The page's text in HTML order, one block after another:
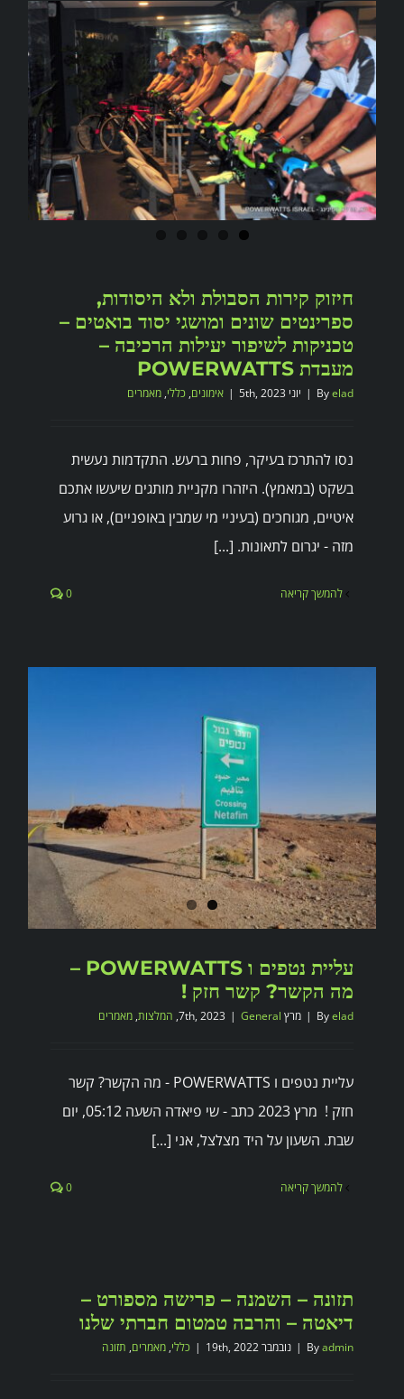
חיזוק קירות הסבולת ולא היסודות,
ספרינטים שונים ומושגי יסוד בואטים –
טכניקות לשיפור יעילות הרכיבה –
מעבדת POWERWATTS
Byelad
| יוני 5th, 2023 | אימונים, כללי, מאמרים
נסו להתרכז בעיקר, פחות ברעש. התקדמות נעשית
בשקט (במאמץ). היזהרו מקניית מותגים שיעשו אתכם
איטיים, מגוחכים (בעיניי מי שמבין באופניים), או גרוע
מזה - יגרום לתאונות. [...]
להמשך קריאה 0
עליית נטפים ו POWERWATTS –
מה הקשר? קשר חזק !
Byelad
| מרץ 7th, 2023 | General
, המלצות, מאמרים
עליית נטפים ו POWERWATTS - מה הקשר? קשר
חזק ! מרץ 2023 כתב - שי פיאדה השעה 05:12, יום
שבת. השעון על היד מצלצל, אני [...]
להמשך קריאה 0
תזונה – השמנה – פרישה מספורט –
דיאטה – והרבה טמטום חברתי שלנו
Byadmin
| נובמבר 19th, 2022 | כללי, מאמרים, תזונה